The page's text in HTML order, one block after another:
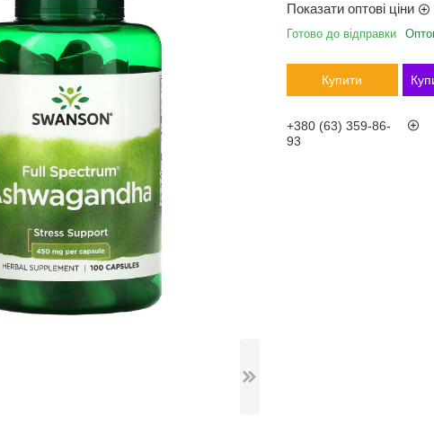
Показати оптові ціни
Готово до відправки
Купити
+380 (63) 359-86-
93